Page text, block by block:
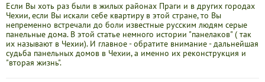
Если Вы хоть раз были в жилых районах Праги и в других городах
Чехии, если Вы искали себе квартиру в этой стране, то Вы
непременно встречали до боли известные русским людям серые
панельные дома. В этой статье немного истории "панелаков" ( так
их называют в Чехии). И главное - обратите внимание - дальнейшая
судьба панельных домов в Чехии, а именно их реконструкция и
"вторая жизнь".